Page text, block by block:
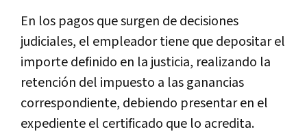
En los pagos que surgen de decisiones
judiciales, el empleador tiene que depositar el
importe definido en la justicia, realizando la
retención del impuesto a las ganancias
correspondiente, debiendo presentar en el
expediente el certificado que lo acredita.